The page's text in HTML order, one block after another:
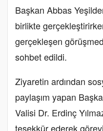
Başkan Abbas
birlikte
gerçekleşen
sohbet edildi.
Ziyaretin ardından
paylaşım yapan
Valisi Dr. Erdinç
teşekkür ederek